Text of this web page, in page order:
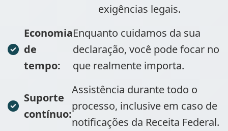
exigências legais.
Economia
de
tempo:
Enquanto cuidamos da sua
declaração, você pode focar no
que realmente importa.
Suporte
contínuo:
Assistência durante todo o
processo, inclusive em caso de
notificações da Receita Federal.